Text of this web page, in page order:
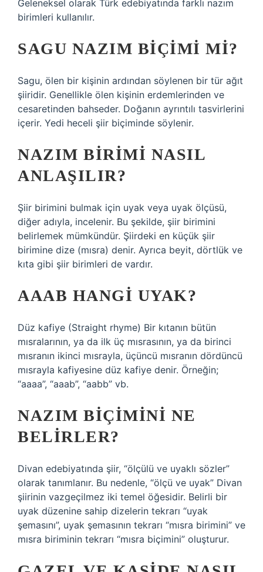
Geleneksel olarak Türk edebiyatında farklı nazım
birimleri kullanılır.
SAGU NAZIM BIÇIMI MI?
Sagu, ölen bir kişinin ardından söylenen bir tür ağıt
şiiridir. Genellikle ölen kişinin erdemlerinden ve
cesaretinden bahseder. Doğanın ayrıntılı tasvirlerini
içerir. Yedi heceli şiir biçiminde söylenir.
NAZIM BIRIMI NASIL
ANLAŞILIR?
Şiir birimini bulmak için uyak veya uyak ölçüsü,
diğer adıyla, incelenir. Bu şekilde, şiir birimini
belirlemek mümkündür. Şiirdeki en küçük şiir
birimine dize (mısra) denir. Ayrıca beyit, dörtlük ve
kıta gibi şiir birimleri de vardır.
AAAB HANGI UYAK?
Düz kafiye (Straight rhyme) Bir kıtanın bütün
mısralarının, ya da ilk üç mısrasının, ya da birinci
mısranın ikinci mısrayla, üçüncü mısranın dördüncü
mısrayla kafiyesine düz kafiye denir. Örneğin;
“aaaa”, “aaab”, “aabb” vb.
NAZIM BIÇIMINI NE
BELIRLER?
Divan edebiyatında şiir, “ölçülü ve uyaklı sözler”
olarak tanımlanır. Bu nedenle, “ölçü ve uyak” Divan
şiirinin vazgeçilmez iki temel öğesidir. Belirli bir
uyak düzenine sahip dizelerin tekrarı “uyak
şemasını”, uyak şemasının tekrarı “mısra birimini” ve
mısra biriminin tekrarı “mısra biçimini” oluşturur.